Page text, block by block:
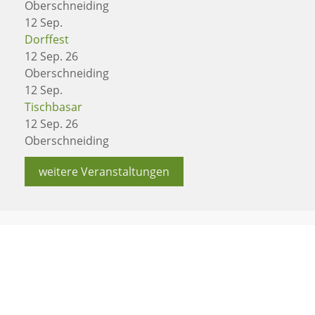
Oberschneiding
12 Sep.
Dorffest
12 Sep. 26
Oberschneiding
12 Sep.
Tischbasar
12 Sep. 26
Oberschneiding
weitere Veranstaltungen